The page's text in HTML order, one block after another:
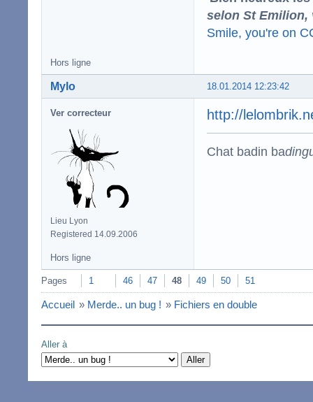
selon St Emilion,
Smile, you're on
Hors ligne
18.01.2014 12:23:42
Mylo
Ver correcteur
Lieu Lyon
Registered 14.09.2006
http://
Chat badin ba
Hors ligne
Pages 1 46 47 48 49 50 51
Accueil » Merde.. un bug ! » Fichiers en double
Aller à